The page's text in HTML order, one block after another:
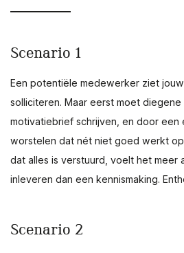
Scenario 1
Een potentiële medewerker ziet
solliciteren. Maar eerst moet
motivatiebrief schrijven, en door een
worstelen dat nét niet goed werkt
dat alles is verstuurd, voelt het meer
inleveren dan een kennismaking.
Scenario 2